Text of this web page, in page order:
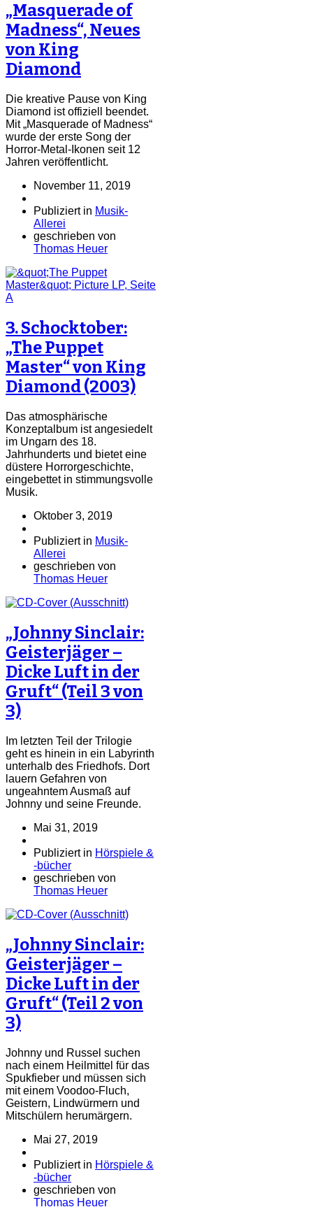
„Masquerade of
Madness“, Neues
von King
Diamond
Die kreative Pause von King
Diamond ist offiziell beendet.
Mit „Masquerade of Madness“
wurde der erste Song der
Horror-Metal-Ikonen seit 12
Jahren veröffentlicht.
November 11, 2019
Publiziert in Musik-
Allerei
geschrieben von
Thomas Heuer
3. Schocktober:
„The Puppet
Master“ von King
Diamond (2003)
Das atmosphärische
Konzeptalbum ist angesiedelt
im Ungarn des 18.
Jahrhunderts und bietet eine
düstere Horrorgeschichte,
eingebettet in stimmungsvolle
Musik.
Oktober 3, 2019
Publiziert in Musik-
Allerei
geschrieben von
Thomas Heuer
„Johnny Sinclair:
Geisterjäger –
Dicke Luft in der
Gruft“ (Teil 3 von
3)
Im letzten Teil der Trilogie
geht es hinein in ein Labyrinth
unterhalb des Friedhofs. Dort
lauern Gefahren von
ungeahntem Ausmaß auf
Johnny und seine Freunde.
Mai 31, 2019
Publiziert in Hörspiele &
-bücher
geschrieben von
Thomas Heuer
„Johnny Sinclair:
Geisterjäger –
Dicke Luft in der
Gruft“ (Teil 2 von
3)
Johnny und Russel suchen
nach einem Heilmittel für das
Spukfieber und müssen sich
mit einem Voodoo-Fluch,
Geistern, Lindwürmern und
Mitschülern herumärgern.
Mai 27, 2019
Publiziert in Hörspiele &
-bücher
geschrieben von
Thomas Heuer